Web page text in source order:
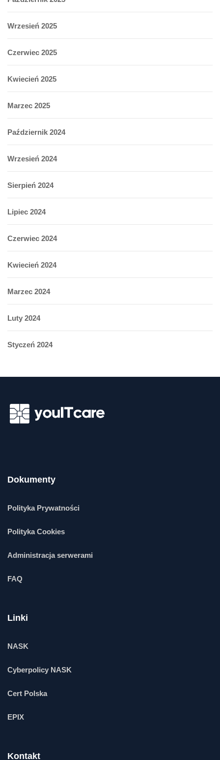
Wrzesień 2025
Czerwiec 2025
Kwiecień 2025
Marzec 2025
Październik 2024
Wrzesień 2024
Sierpień 2024
Lipiec 2024
Czerwiec 2024
Kwiecień 2024
Marzec 2024
Luty 2024
Styczeń 2024
Dokumenty
Polityka Prywatności
Polityka Cookies
Administracja serwerami
FAQ
Linki
NASK
Cyberpolicy NASK
Cert Polska
EPIX
Kontakt